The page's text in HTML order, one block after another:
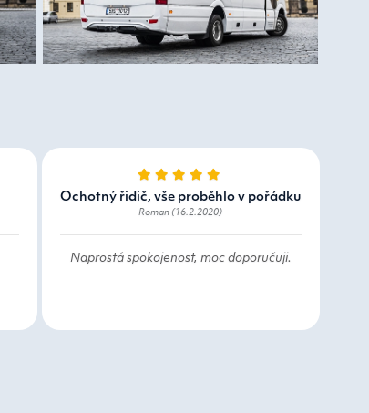
Ochotný řidič, vše proběhlo v pořádku
Roman (16.2.2020)
Naprostá spokojenost, moc doporučuji.